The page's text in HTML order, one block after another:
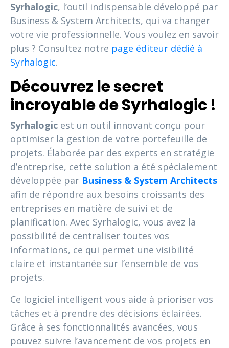
Syrhalogic, l’outil indispensable développé par
Business & System Architects, qui va changer
votre vie professionnelle. Vous voulez en savoir
plus ? Consultez notre page éditeur dédié à
Syrhalogic.
Découvrez le secret
incroyable de Syrhalogic !
Syrhalogic est un outil innovant conçu pour
optimiser la gestion de votre portefeuille de
projets. Élaborée par des experts en stratégie
d’entreprise, cette solution a été spécialement
développée par Business & System Architects
afin de répondre aux besoins croissants des
entreprises en matière de suivi et de
planification. Avec Syrhalogic, vous avez la
possibilité de centraliser toutes vos
informations, ce qui permet une visibilité
claire et instantanée sur l’ensemble de vos
projets.
Ce logiciel intelligent vous aide à prioriser vos
tâches et à prendre des décisions éclairées.
Grâce à ses fonctionnalités avancées, vous
pouvez suivre l’avancement de vos projets en